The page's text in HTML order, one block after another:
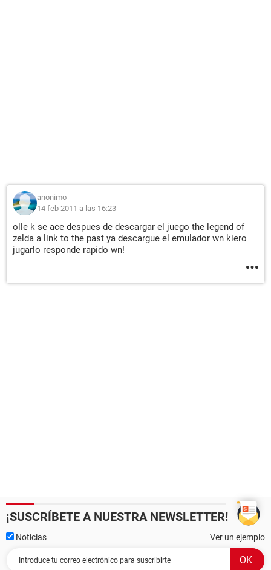
anonimo
14 feb 2011 a las 16:23
olle k se ace despues de descargar el juego the legend of
zelda a link to the past ya descargue el emulador wn kiero
jugarlo responde rapido wn!
¡SUSCRÍBETE A NUESTRA NEWSLETTER!
Noticias Ver un ejemplo